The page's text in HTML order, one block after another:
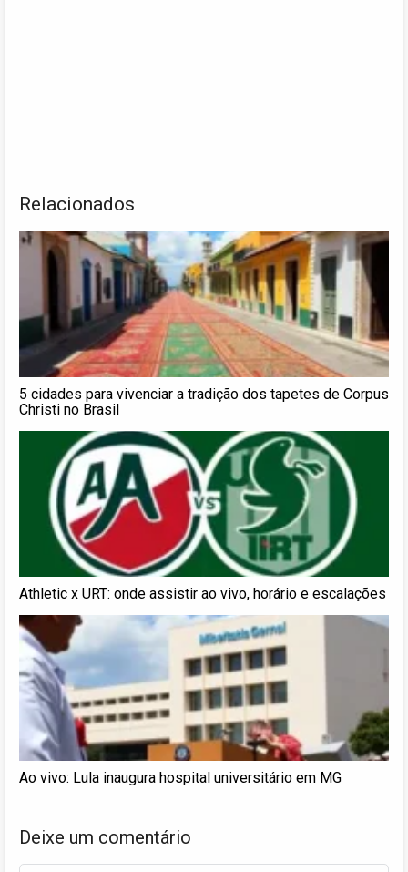
Relacionados
5 cidades para vivenciar a tradição dos tapetes de Corpus
Christi no Brasil
Athletic x URT: onde assistir ao vivo, horário e escalações
Ao vivo: Lula inaugura hospital universitário em MG
Deixe um comentário